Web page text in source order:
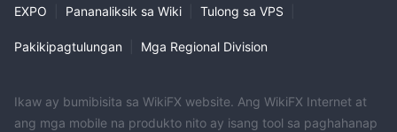
EXPO Pananaliksik sa Wiki Tulong sa VPS
Pakikipagtulungan Mga Regional Division
Ikaw ay bumibisita sa WikiFX website. Ang WikiFX Internet at
ang mga mobile na produkto nito ay isang tool sa paghahanap